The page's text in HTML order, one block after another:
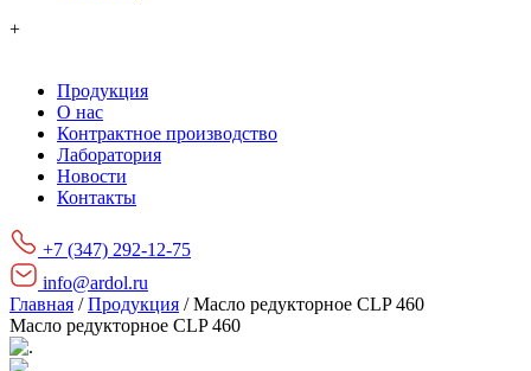
+
Продукция
О нас
Контрактное производство
Лаборатория
Новости
Контакты
+7 (347) 292-12-75
info@ardol.ru
Главная /Продукция /Масло редукторное CLP 460
Масло редукторное CLP 460